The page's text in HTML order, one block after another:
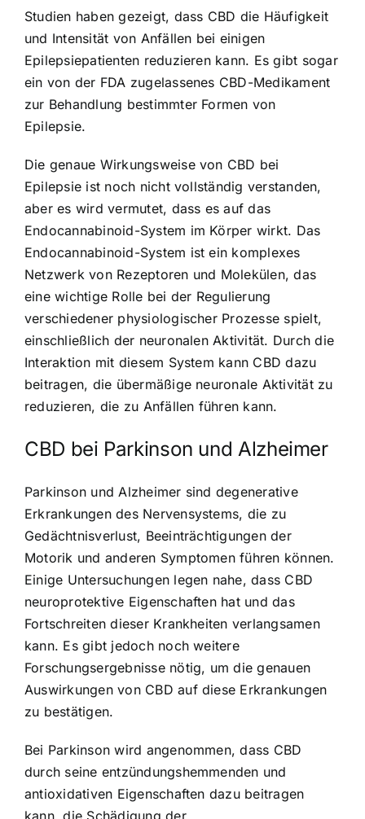
Studien haben gezeigt, dass CBD die Häufigkeit
und Intensität von Anfällen bei einigen
Epilepsiepatienten reduzieren kann. Es gibt sogar
ein von der FDA zugelassenes CBD-Medikament
zur Behandlung bestimmter Formen von
Epilepsie.
Die genaue Wirkungsweise von CBD bei
Epilepsie ist noch nicht vollständig verstanden,
aber es wird vermutet, dass es auf das
Endocannabinoid-System im Körper wirkt. Das
Endocannabinoid-System ist ein komplexes
Netzwerk von Rezeptoren und Molekülen, das
eine wichtige Rolle bei der Regulierung
verschiedener physiologischer Prozesse spielt,
einschließlich der neuronalen Aktivität. Durch die
Interaktion mit diesem System kann CBD dazu
beitragen, die übermäßige neuronale Aktivität zu
reduzieren, die zu Anfällen führen kann.
CBD bei Parkinson und Alzheimer
Parkinson und Alzheimer sind degenerative
Erkrankungen des Nervensystems, die zu
Gedächtnisverlust, Beeinträchtigungen der
Motorik und anderen Symptomen führen können.
Einige Untersuchungen legen nahe, dass CBD
neuroprotektive Eigenschaften hat und das
Fortschreiten dieser Krankheiten verlangsamen
kann. Es gibt jedoch noch weitere
Forschungsergebnisse nötig, um die genauen
Auswirkungen von CBD auf diese Erkrankungen
zu bestätigen.
Bei Parkinson wird angenommen, dass CBD
durch seine entzündungshemmenden und
antioxidativen Eigenschaften dazu beitragen
kann, die Schädigung der